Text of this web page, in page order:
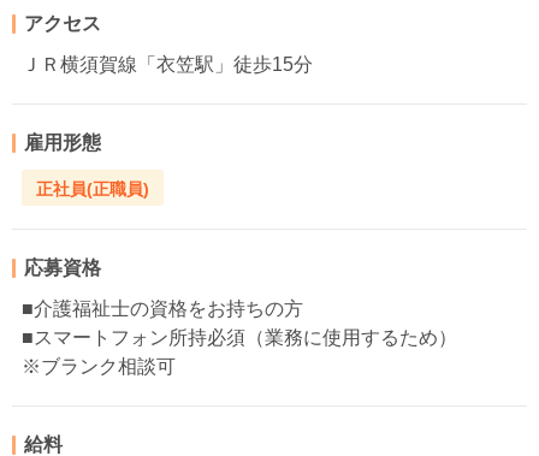
アクセス
ＪＲ横須賀線「衣笠駅」徒歩15分
雇用形態
正社員(正職員)
応募資格
■介護福祉士の資格をお持ちの方
■スマートフォン所持必須（業務に使用するため）
※ブランク相談可
給料